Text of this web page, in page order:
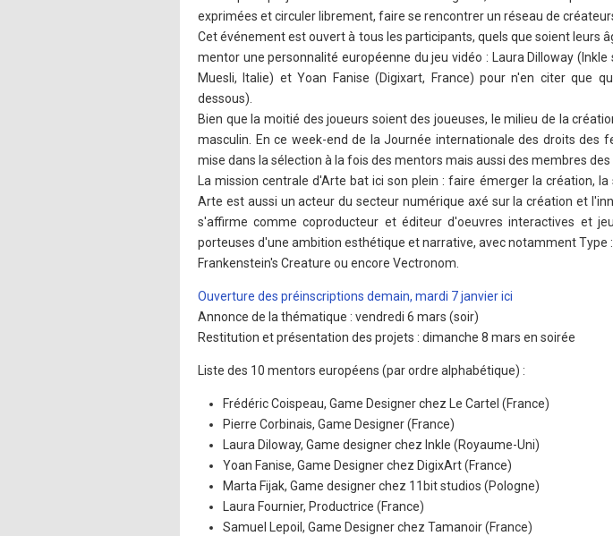
exprimées et circuler librement, faire se rencontrer un réseau de
Cet événement est ouvert à tous les participants, quels que soient leurs
mentor une personnalité européenne du jeu vidéo : Laura Dilloway
Muesli, Italie) et Yoan Fanise (Digixart, France) pour n'en citer que
dessous).
Bien que la moitié des joueurs soient des joueuses, le milieu de la
masculin. En ce week-end de la Journée internationale des droits des
mise dans la sélection à la fois des mentors mais aussi des membres des
La mission centrale d'Arte bat ici son plein : faire émerger la création,
Arte est aussi un acteur du secteur numérique axé sur la création et
s'affirme comme coproducteur et éditeur d'oeuvres interactives et
porteuses d'une ambition esthétique et narrative, avec notamment Type :
Frankenstein's Creature ou encore Vectronom.
Ouverture des préinscriptions demain, mardi 7 janvier ici
Annonce de la thématique : vendredi 6 mars (soir)
Restitution et présentation des projets : dimanche 8 mars en soirée
Liste des 10 mentors européens (par ordre alphabétique) :
Frédéric Coispeau, Game Designer chez Le Cartel (France)
Pierre Corbinais, Game Designer (France)
Laura Diloway, Game designer chez Inkle (Royaume-Uni)
Yoan Fanise, Game Designer chez DigixArt (France)
Marta Fijak, Game designer chez 11bit studios (Pologne)
Laura Fournier, Productrice (France)
Samuel Lepoil, Game Designer chez Tamanoir (France)